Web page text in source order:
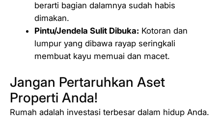
berarti bagian dalamnya sudah habis
dimakan.
Pintu/Jendela Sulit Dibuka: Kotoran dan
lumpur yang dibawa rayap seringkali
membuat kayu memuai dan macet.
Jangan Pertaruhkan Aset
Properti Anda!
Rumah adalah investasi terbesar dalam hidup Anda.